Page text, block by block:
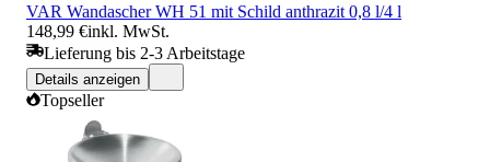
VAR Wandascher WH 51 mit Schild anthrazit 0,8 l/4 l
148,99 €inkl. MwSt.
Lieferung bis 2-3 Arbeitstage
Details anzeigen
Topseller